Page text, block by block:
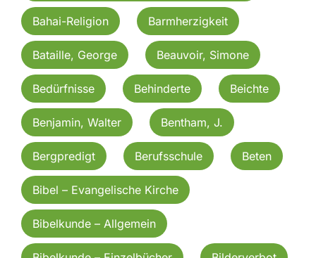
Bahai-Religion Barmherzigkeit
Bataille, George Beauvoir, Simone
Bedürfnisse Behinderte Beichte
Benjamin, Walter Bentham, J.
Bergpredigt Berufsschule Beten
Bibel – Evangelische Kirche
Bibelkunde – Allgemein